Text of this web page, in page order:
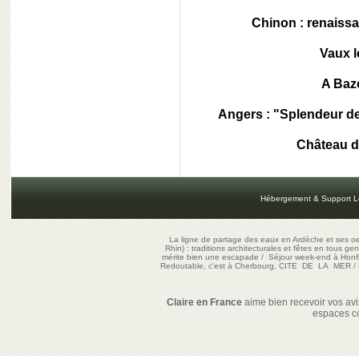
Chinon :
Vaux
A
Angers : "Splendeur
Château
Hébergement & Support
La ligne de partage des eaux en Ardèche et ses
Rhin) : traditions architecturales et fêtes en tous
mérite bien une escapade/Séjour week-end à
Redoutable, c'est à Cherbourg, CITE DE LA MER/
Claire en Franceaime bien recevoir vos
espaces